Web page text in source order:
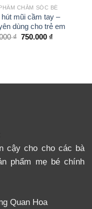
CHĂM SÓC BÉ
hút mũi cầm tay –
dùng cho trẻ em
₫ 750.000 ₫
cậy cho cho các bà
phẩm mẹ bé chính
Quan Hoa